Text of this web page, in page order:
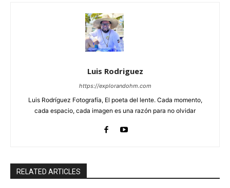
Luis Rodriguez
https://explorandohm.com
Luis Rodríguez Fotografía, El poeta del lente. Cada momento,
cada espacio, cada imagen es una razón para no olvidar
RELATED ARTICLES